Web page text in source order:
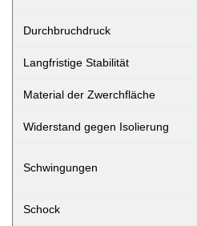
Durchbruchdruck
Langfristige Stabilität
Material der Zwerchfläche
Widerstand gegen Isolierung
Schwingungen
Schock